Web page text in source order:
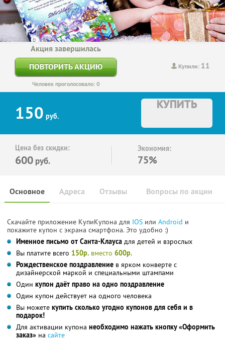
Купили: 11
Акция завершилась
ПОВТОРИТЬ АКЦИЮ
Человек проголосовало: 0
150 руб.
КУПИТЬ
Цена без скидки:
600 руб.
Экономия:
75%
Основное Отзывы Вопросы по акции
Адреса
Скачайте приложение КупиКупона для IOS или Android и
покажите купон с экрана смартфона. Это удобно :)
Именное письмо от Санта-Клауса для детей и взрослых
Вы платите всего 150р. вместо 600р.
Рождественское поздравление в ярком конверте с
дизайнерской маркой и специальными штампами
Один купон даёт право на одно поздравление
Один купон действует на одного человека
Вы можете купить сколько угодно купонов для себя и в
подарок!
Для активации купона необходимо нажать кнопку «Оформить
заказ» на сайте